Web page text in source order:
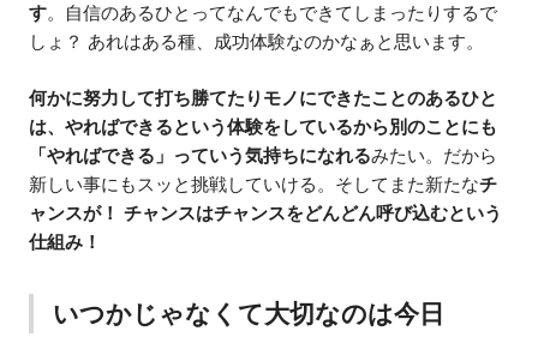
す。自信のあるひとってなんでもできてしまったりするで
しょ？ あれはある種、成功体験なのかなぁと思います。
何かに努力して打ち勝てたりモノにできたことのあるひと
は、やればできるという体験をしているから別のことにも
「やればできる」っていう気持ちになれるみたい。だから
新しい事にもスッと挑戦していける。そしてまた新たなチ
ャンスが！ チャンスはチャンスをどんどん呼び込むという
仕組み！
いつかじゃなくて大切なのは今日